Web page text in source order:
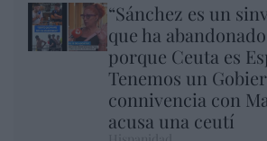
“Sánchez es un
que ha
porque Ceuta es
Tenemos un
connivencia con
acusa una ceutí